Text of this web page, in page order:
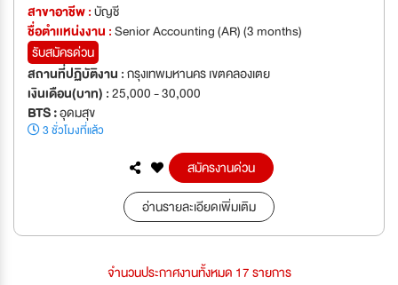
สาขาอาชีพ :บัญชี
ชื่อตำเเหน่งงาน :Senior Accounting (AR) (3 months)
รับสมัครด่วน
สถานที่ปฏิบัติงาน :กรุงเทพมหานคร เขตคลองเตย
เงินเดือน(บาท) :25,000 - 30,000
BTS :อุดมสุข
3 ชั่วโมงที่แล้ว
สมัครงานด่วน
อ่านรายละเอียดเพิ่มเติม
จำนวนประกาศงานทั้งหมด 17 รายการ